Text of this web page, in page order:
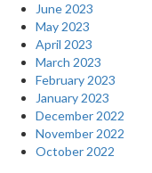
June 2023
May 2023
April 2023
March 2023
February 2023
January 2023
December 2022
November 2022
October 2022